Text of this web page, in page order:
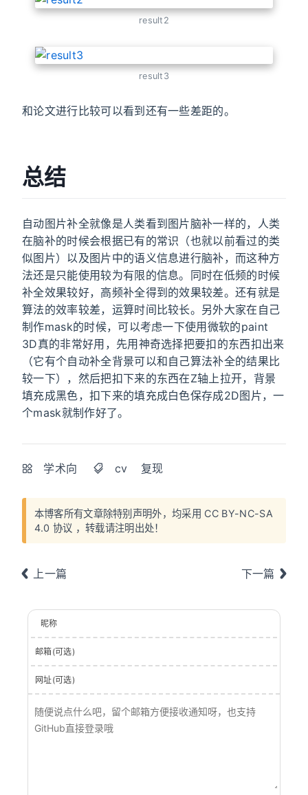
result2
result3
和论文进行比较可以看到还有一些差距的。
总结
自动图片补全就像是人类看到图片脑补一样的，人类
在脑补的时候会根据已有的常识（也就以前看过的类
似图片）以及图片中的语义信息进行脑补，而这种方
法还是只能使用较为有限的信息。同时在低频的时候
补全效果较好，高频补全得到的效果较差。还有就是
算法的效率较差，运算时间比较长。另外大家在自己
制作mask的时候，可以考虑一下使用微软的paint
3D真的非常好用，先用神奇选择把要扣的东西扣出来
（它有个自动补全背景可以和自己算法补全的结果比
较一下），然后把扣下来的东西在Z轴上拉开，背景
填充成黑色，扣下来的填充成白色保存成2D图片，一
个mask就制作好了。
学术向 cv 复现
本博客所有文章除特别声明外，均采用 CC BY-NC-SA
4.0 协议 ，转载请注明出处！
上一篇 下一篇
昵称
邮箱(可选)
网址(可选)